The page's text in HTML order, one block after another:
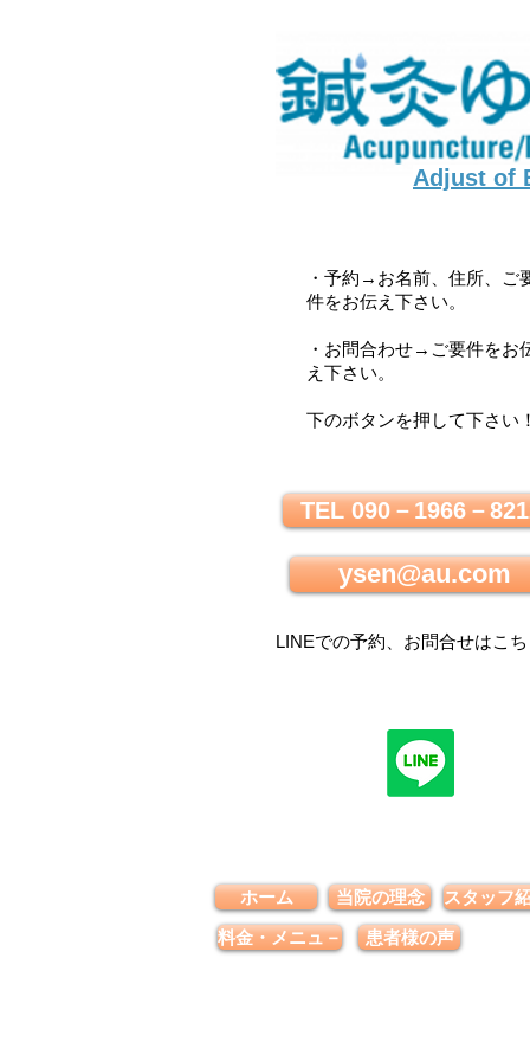
Adjust of
・予約→お名前、住所、ご
件をお伝え下さい。
・お問合わせ→ご要件をお
え下さい。
下のボタンを押して下さい
TEL 090－1966－
ysen@au.com
LINEでの予約、お問合せはこ
ホーム 当院の理念
スタッフ
料金・メニュ－
患者様の声